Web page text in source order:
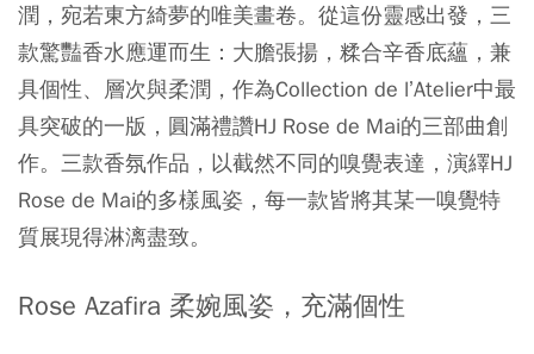
潤，宛若東方綺夢的唯美畫卷。從這份靈感出發，三
款驚豔香水應運而生：大膽張揚，糅合辛香底蘊，兼
具個性、層次與柔潤，作為Collection de l’Atelier中最
具突破的一版，圓滿禮讚HJ Rose de Mai的三部曲創
作。三款香氛作品，以截然不同的嗅覺表達，演繹HJ
Rose de Mai的多樣風姿，每一款皆將其某一嗅覺特
質展現得淋漓盡致。
Rose Azafira 柔婉風姿，充滿個性